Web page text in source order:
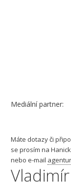
Mediální partner:
Máte dotazy či
se prosím na
nebo e-mail